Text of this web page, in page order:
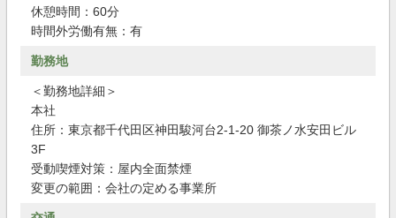
休憩時間：60分
時間外労働有無：有
勤務地
＜勤務地詳細＞
本社
住所：東京都千代田区神田駿河台2-1-20 御茶ノ水安田ビル
3F
受動喫煙対策：屋内全面禁煙
変更の範囲：会社の定める事業所